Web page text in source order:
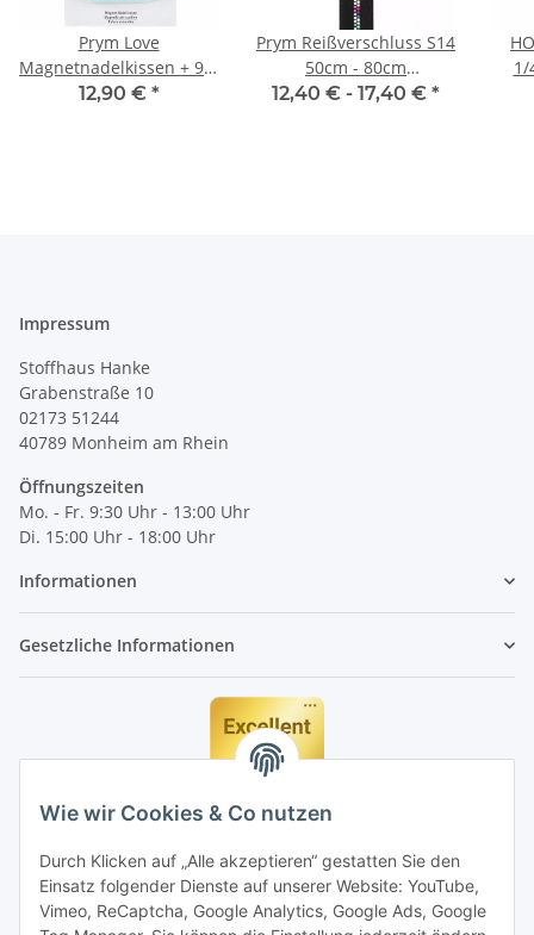
Wie wir Cookies & Co nutzen
Durch Klicken auf „Alle akzeptieren“ gestatten Sie den
Einsatz folgender Dienste auf unserer Website: YouTube,
Vimeo, ReCaptcha, Google Analytics, Google Ads, Google
Prym Love
Magnetnadelkissen + 9 g
Glaskopf Nadel mint
12,90 € *
Prym Reißverschluss S14
50cm - 80cm
schwarz/Regenbogen -
12,40 € - 17,40 € *
1/
Impressum
Stoffhaus Hanke
Grabenstraße 10
02173 51244
40789 Monheim am Rhein
Öffnungszeiten
Mo. - Fr. 9:30 Uhr - 13:00 Uhr
Di. 15:00 Uhr - 18:00 Uhr
Informationen
Gesetzliche Informationen